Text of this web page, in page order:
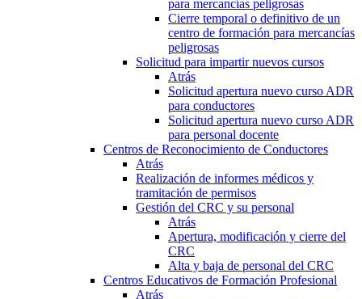
para mercancías peligrosas
Cierre temporal o definitivo de un
centro de formación para mercancías
peligrosas
Solicitud para impartir nuevos cursos
Atrás
Solicitud apertura nuevo curso ADR
para conductores
Solicitud apertura nuevo curso ADR
para personal docente
Centros de Reconocimiento de Conductores
Atrás
Realización de informes médicos y
tramitación de permisos
Gestión del CRC y su personal
Atrás
Apertura, modificación y cierre del
CRC
Alta y baja de personal del CRC
Centros Educativos de Formación Profesional
Atrás